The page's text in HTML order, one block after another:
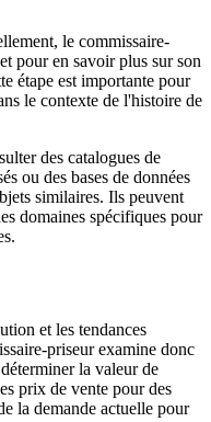
le commissaire-
pour en savoir plus sur son
étape est importante pour
le contexte de l'histoire de
des catalogues de
ou des bases de données
similaires. Ils peuvent
domaines spécifiques pour
et les tendances
priseur examine donc
la valeur de
prix de vente pour des
la demande actuelle pour